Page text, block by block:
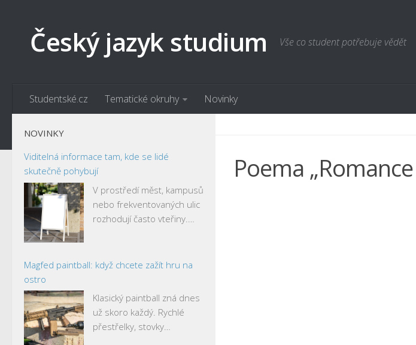
Český jazyk studium Vše co student potřebuje vědět
Studentské.cz Tematické okruhy Novinky
Poema
NOVINKY
Viditelná informace tam, kde se lidé
skutečně pohybují
V prostředí měst, kampusů
nebo frekventovaných ulic
rozhodují často vteřiny.…
Magfed paintball: když chcete zažít hru na
ostro
Klasický paintball zná dnes
už skoro každý. Rychlé
přestřelky, stovky…